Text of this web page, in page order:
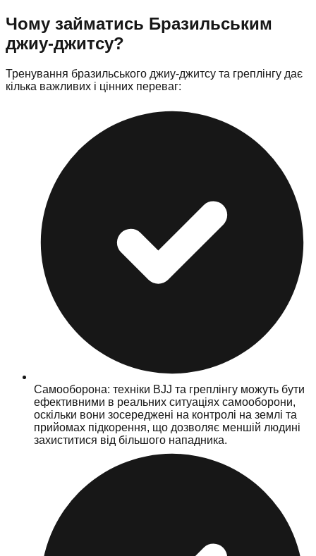
Чому займатись Бразильським
джиу-джитсу?
Тренування бразильського джиу-джитсу та греплінгу дає
кілька важливих і цінних переваг:
Самооборона: техніки BJJ та греплінгу можуть бути
ефективними в реальних ситуаціях самооборони,
оскільки вони зосереджені на контролі на землі та
прийомах підкорення, що дозволяє меншій людині
захиститися від більшого нападника.